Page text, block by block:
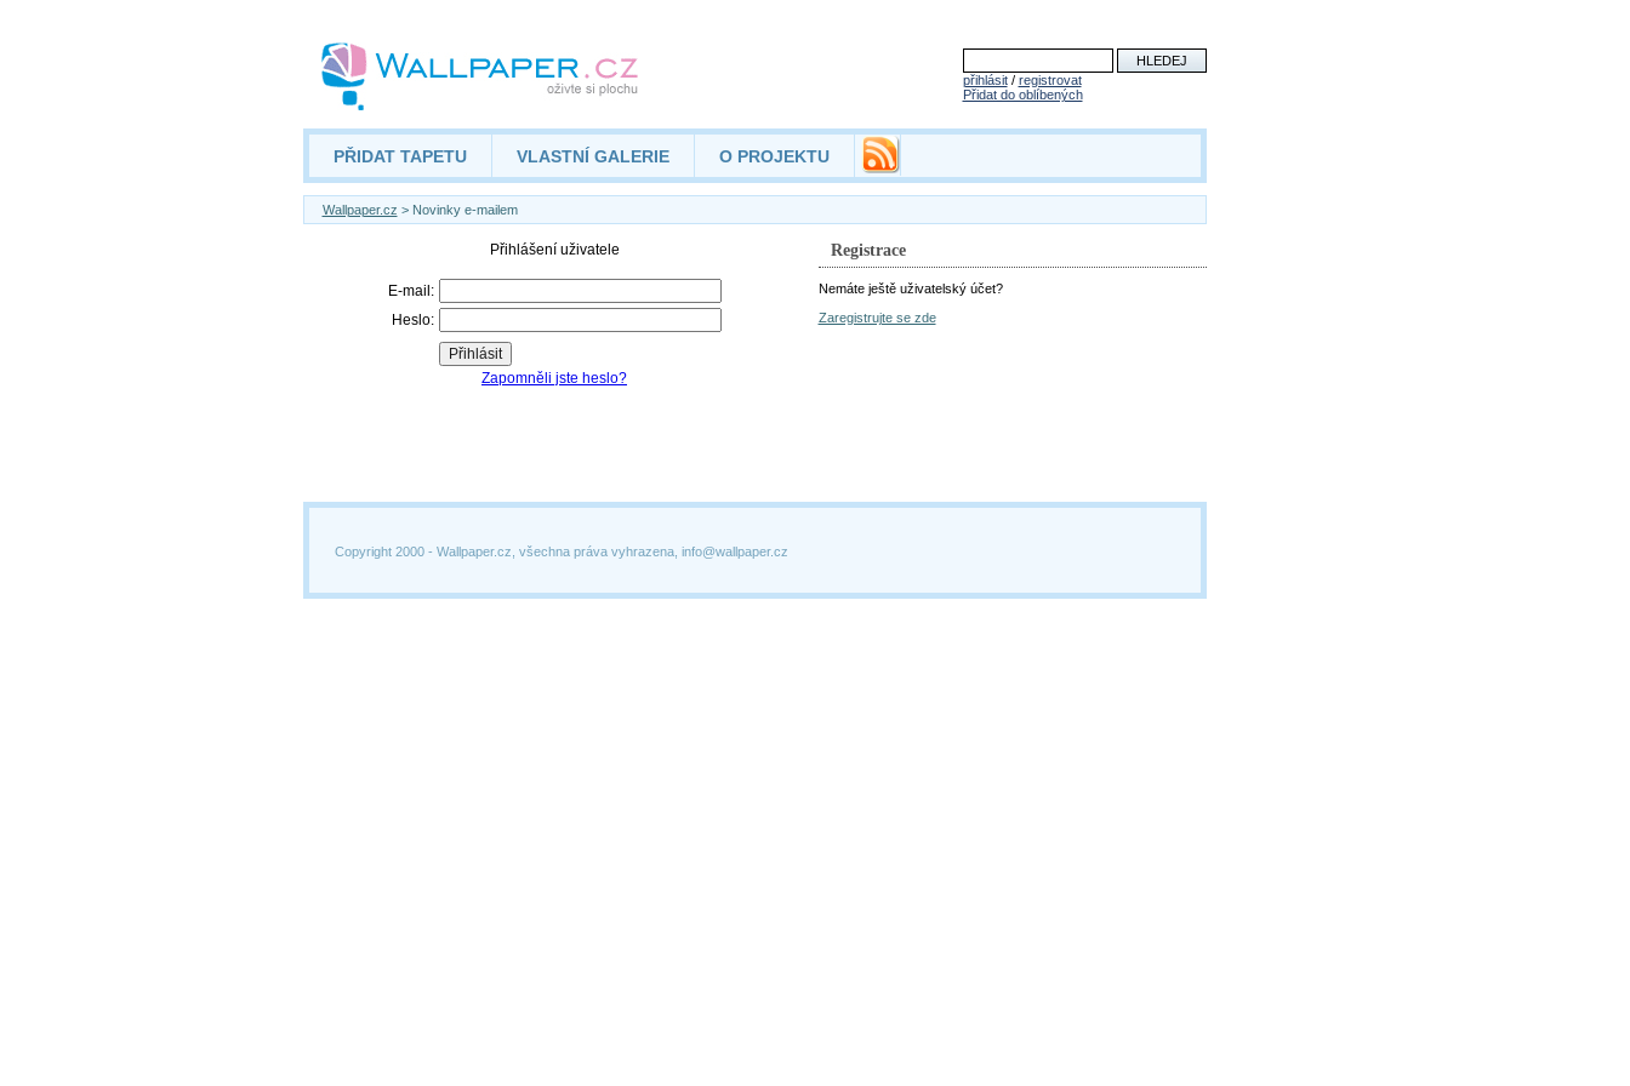
přihlásit/ registrovat
Přidat do oblíbených
PŘIDAT TAPETU VLASTNÍ GALERIE O PROJEKTU
Wallpaper.cz > Novinky e-mailem
Registrace
Nemáte ještě uživatelský účet?
Zaregistrujte se zde
Copyright 2000 - Wallpaper.cz, všechna práva vyhrazena, info@wallpaper.cz